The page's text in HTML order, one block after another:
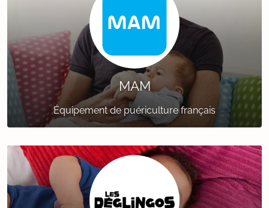
MAM
Équipement de puériculture français